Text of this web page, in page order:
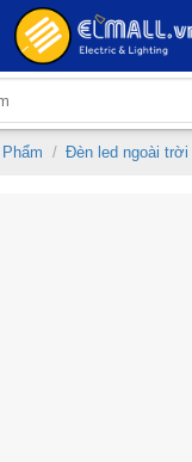
/ Đèn led ngoài trời